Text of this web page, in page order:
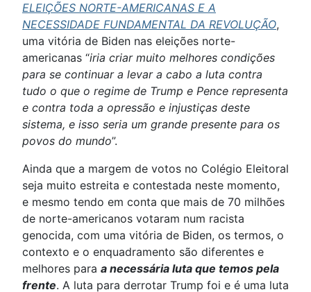
ELEIÇÕES NORTE-AMERICANAS E A
NECESSIDADE FUNDAMENTAL DA REVOLUÇÃO,
uma vitória de Biden nas eleições norte-
americanas “iria criar muito melhores condições
para se continuar a levar a cabo a luta contra
tudo o que o regime de Trump e Pence representa
e contra toda a opressão e injustiças deste
sistema, e isso seria um grande presente para os
povos do mundo”.
Ainda que a margem de votos no Colégio Eleitoral
seja muito estreita e contestada neste momento,
e mesmo tendo em conta que mais de 70 milhões
de norte-americanos votaram num racista
genocida, com uma vitória de Biden, os termos, o
contexto e o enquadramento são diferentes e
melhores para a necessária luta que temos pela
frente. A luta para derrotar Trump foi e é uma luta